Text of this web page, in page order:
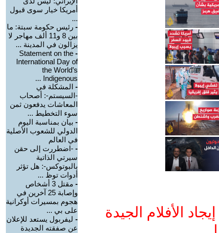
الأفلام الجيدة
أمريكا خيار سوى قبول
...
- رئيس حكومة سبتة: ما
بين 8 و11 ألف مهاجر لا
يزالون في المدينة ...
-
Statement on the
International Day of
the World’s
Indigenous ...
- المشكلة في
-السيستم-: أصحاب
المعاشات يدفعون ثمن
سوء التخطيط ...
- بيان بمناسبة اليوم
الدولي للشعوب الأصلية
في العالم
- -اضطررت إلى حقن
سيرتي الذاتية
بالبوتوكس-: هل تؤثر
أدوات توظ ...
-
مقتل 3 أشخاص
وإصابة 25 آخرين في
هجوم بمسيرات أوكرانية
على بي ...
- ليفربول يستعد للإعلان
عن صفقته الجديدة